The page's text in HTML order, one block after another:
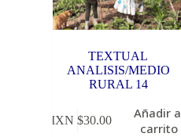
TEXTUAL
ANALISIS/MEDIO
RURAL 14
MXN $30.00
Añadir
carrito